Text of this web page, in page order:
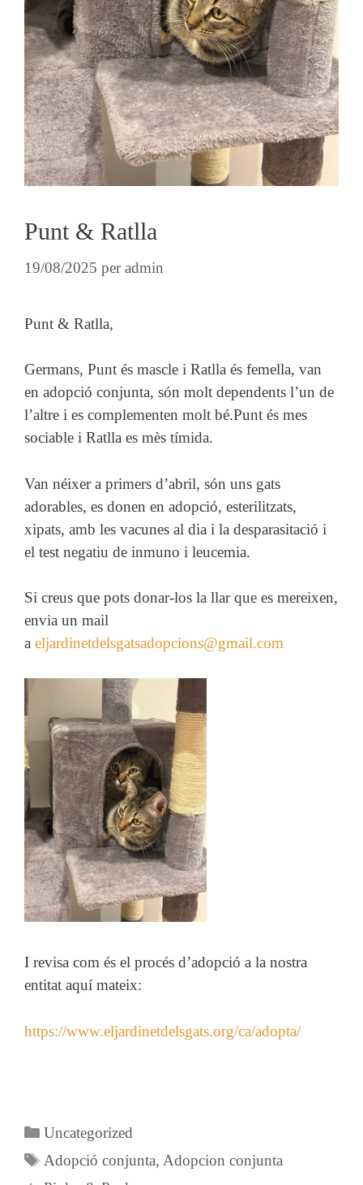
Punt & Ratlla
19/08/2025 peradmin
Punt & Ratlla,
Germans, Punt és mascle i Ratlla és femella, van
en adopció conjunta, són molt dependents l’un de
l’altre i es complementen molt bé.Punt és mes
sociable i Ratlla es mès tímida.
Van néixer a primers d’abril, són uns gats
adorables, es donen en adopció, esterilitzats,
xipats, amb les vacunes al dia i la desparasitació i
el test negatiu de inmuno i leucemia.
Si creus que pots donar-los la llar que es mereixen,
envia un mail
a eljardinetdelsgatsadopcions@gmail.com
I revisa com és el procés d’adopció a la nostra
entitat aquí mateix:
https://www.eljardinetdelsgats.org/ca/adopta/
Categories
Uncategorized
Etiquetes
Adopció conjunta,Adopcion conjunta